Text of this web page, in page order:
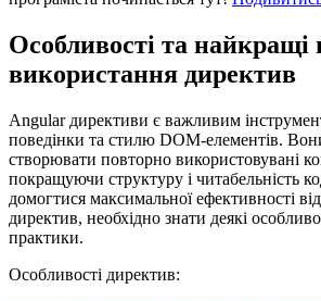
Особливості та
використання директив
Angular директиви є важливим
поведінки та стилю DOM-елементів.
створювати повторно використовувані
покращуючи структуру і читабельність
домогтися максимальної ефективності
директив, необхідно знати деякі
практики.
Особливості директив: